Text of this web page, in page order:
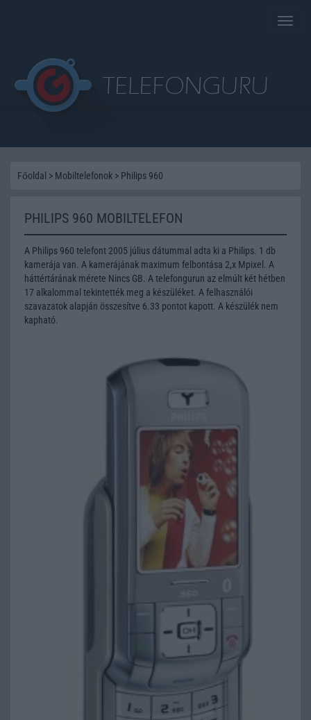
Toggle
Főoldal > Mobiltelefonok > Philips 960
PHILIPS 960 MOBILTELEFON
A Philips 960 telefont 2005 július dátummal adta ki a Philips. 1 db
kamerája van. A kamerájának maximum felbontása 2,x Mpixel. A
háttértárának mérete Nincs GB. A telefongurun az elmúlt két hétben
17 alkalommal tekintették meg a készüléket. A felhasználói
szavazatok alapján összesítve 6.33 pontot kapott. A készülék nem
kapható.